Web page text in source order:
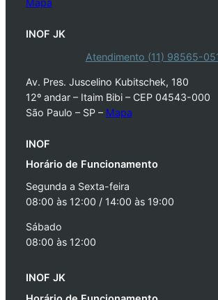
Mapa
INOF JK
Atendimento (11) 98565-
Av. Pres. Juscelino Kubitschek, 180
12º andar – Itaim Bibi – CEP 04543-000
São Paulo – SP – Mapa
INOF
Horário de Funcionamento
Segunda a Sexta-feira
08:00 às 12:00 / 14:00 às 19:00
Sábado
08:00 às 12:00
INOF JK